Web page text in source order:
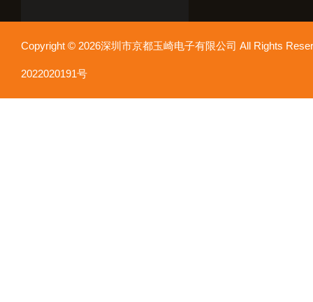
Copyright © 2026深圳市京都玉崎电子有限公司 All Rights
2022020191号